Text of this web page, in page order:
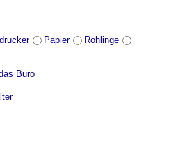
Papier
Rohlinge
Büro